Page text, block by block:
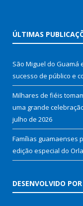
ÚLTIMAS
São Miguel do Guamá
sucesso de público e
Milhares de fiéis
uma grande
julho de 2026
Famílias guamaenses
edição especial do
DESENVOLVIDO